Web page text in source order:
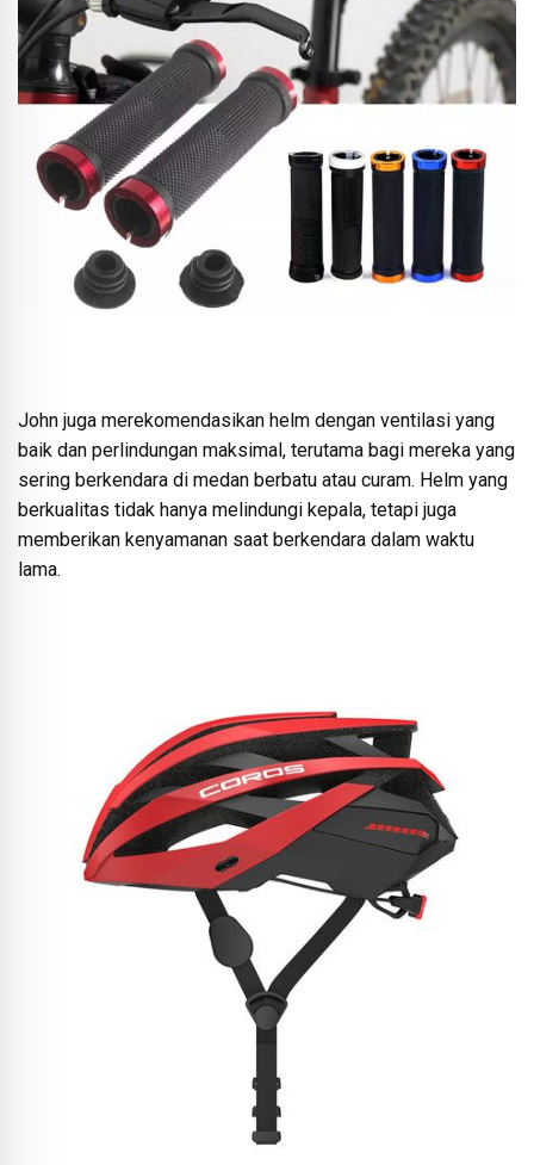
John juga merekomendasikan helm dengan ventilasi yang
baik dan perlindungan maksimal, terutama bagi mereka yang
sering berkendara di medan berbatu atau curam. Helm yang
berkualitas tidak hanya melindungi kepala, tetapi juga
memberikan kenyamanan saat berkendara dalam waktu
lama.